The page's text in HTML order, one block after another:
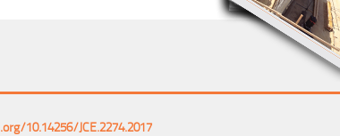
10.14256/JCE.2274.2017